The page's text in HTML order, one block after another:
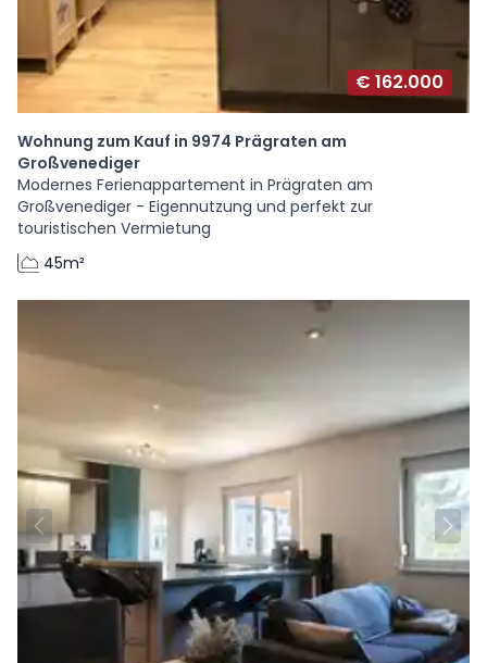
€ 162.000
Wohnung zum Kauf in 9974 Prägraten am
Großvenediger
Modernes Ferienappartement in Prägraten am
Großvenediger - Eigennutzung und perfekt zur
touristischen Vermietung
45m²